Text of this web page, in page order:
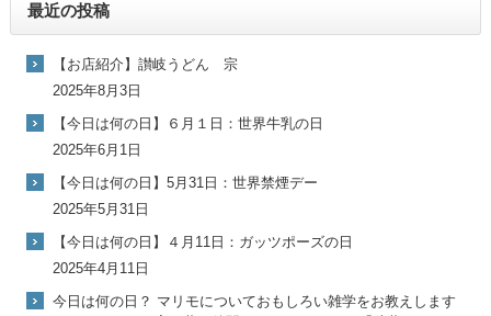
最近の投稿
【お店紹介】讃岐うどん 宗
2025年8月3日
【今日は何の日】６月１日：世界牛乳の日
2025年6月1日
【今日は何の日】5月31日：世界禁煙デー
2025年5月31日
【今日は何の日】４月11日：ガッツポーズの日
2025年4月11日
今日は何の日？ マリモについておもしろい雑学をお教えします